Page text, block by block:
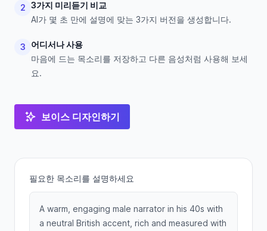
2 3가지 미리듣기 비교
AI가 몇 초 만에 설명에 맞는 3가지 버전을 생성합니다.
3
어디서나 사용
마음에 드는 목소리를 저장하고 다른 음성처럼 사용해 보세
요.
보이스 디자인하기
필요한 목소리를 설명하세요
A warm, engaging male narrator in his 40s with
a neutral British accent, rich and measured with